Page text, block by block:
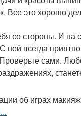
Все это хорошо
со стороны. И
всегда
сами.
об играх макияж